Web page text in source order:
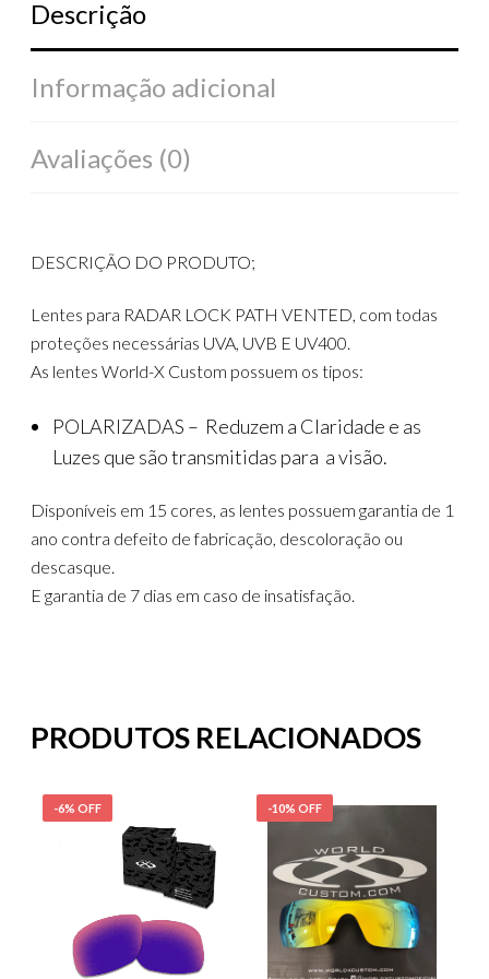
Descrição
Informação adicional
Avaliações (0)
DESCRIÇÃO DO PRODUTO;
Lentes para RADAR LOCK PATH VENTED, com todas
proteções necessárias UVA, UVB E UV400.
As lentes World-X Custom possuem os tipos:
POLARIZADAS – Reduzem a Claridade e as
Luzes que são transmitidas para a visão.
Disponíveis em 15 cores, as lentes possuem garantia de 1
ano contra defeito de fabricação, descoloração ou
descasque.
E garantia de 7 dias em caso de insatisfação.
PRODUTOS RELACIONADOS
-6% OFF -10% OFF